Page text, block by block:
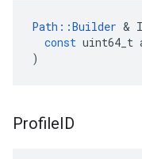
Path ::Builder &
const uint64_t
)
ProfileID